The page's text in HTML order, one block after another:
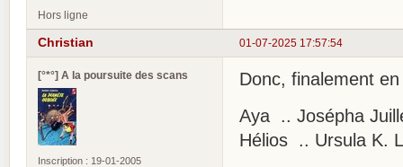
Hors ligne
01-07-2025 17:57:54
Christian
[°*°] A la poursuite des scans
Inscription : 19-01-2005
Donc, finalement
Aya .. Josépha
Hélios .. Ursula K.